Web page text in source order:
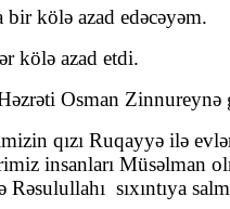
kölə azad edəcəyəm.
kölə azad etdi.
Osman
qızı Ruqayyə ilə
insanları Müsəlman
sıxıntıya